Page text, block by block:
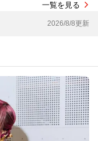
一覧を見る
2026/8/8更新